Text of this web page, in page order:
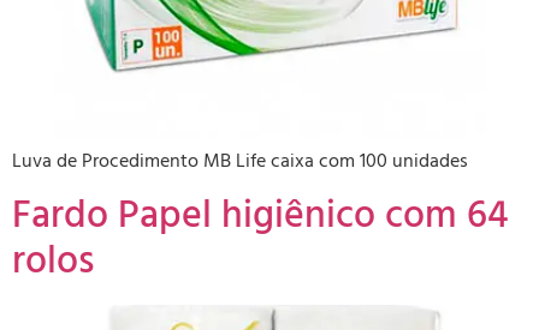
Luva de Procedimento MB Life caixa com 100 unidades
Fardo Papel higiênico com 64
rolos